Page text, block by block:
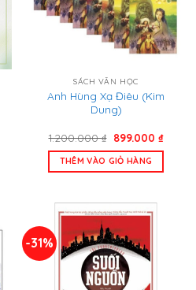
SÁCH VĂN HỌC
Anh Hùng Xạ Điêu (Kim
Dung)
1.200.000₫ Giá
là:
1.200.000 ₫.
899.000 ₫Giá
THÊM VÀO GIỎ HÀNG
-31%